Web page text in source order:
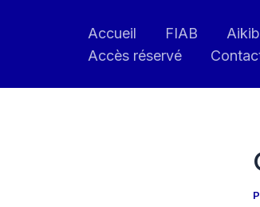
Accueil FIAB
Accès réservé